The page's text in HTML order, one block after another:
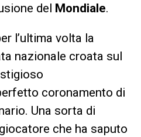
del Mondiale.
l’ultima volta la
nazionale croata sul
coronamento di
Una sorta di
che ha saputo